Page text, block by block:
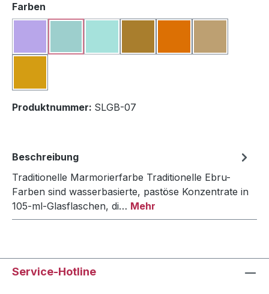
Farben
Produktnummer: SLGB-07
Beschreibung
Traditionelle Marmorierfarbe Traditionelle Ebru-
Farben sind wasserbasierte, pastöse Konzentrate in
105-ml-Glasflaschen, di… Mehr
Service-Hotline